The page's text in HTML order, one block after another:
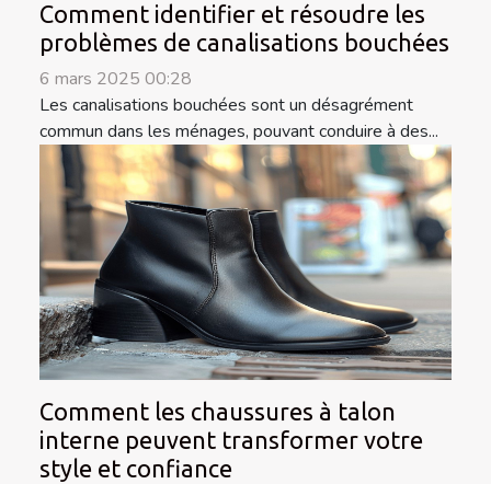
Comment identifier et résoudre les
problèmes de canalisations bouchées
6 mars 2025 00:28
Les canalisations bouchées sont un désagrément
commun dans les ménages, pouvant conduire à des...
Comment les chaussures à talon
interne peuvent transformer votre
style et confiance